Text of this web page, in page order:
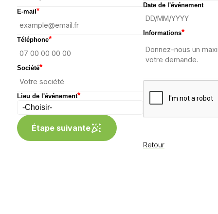
E-mail *
Téléphone*
Société*
Lieu de l'événement*
Étape suivante
Date de l'événement
Informations*
Retour